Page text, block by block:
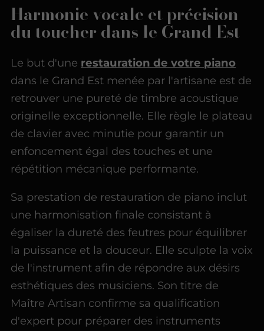
Harmonie vocale et précision
du toucher dans le Grand Est
Le but d'une restauration de votre piano
dans le Grand Est menée par l'artisane est de
retrouver une pureté de timbre acoustique
originelle exceptionnelle. Elle règle le plateau
de clavier avec minutie pour garantir un
enfoncement égal des touches et une
répétition mécanique performante.
Sa prestation de restauration de piano inclut
une harmonisation finale consistant à
égaliser la dureté des feutres pour équilibrer
la puissance et la douceur. Elle sculpte la voix
de l'instrument afin de répondre aux désirs
esthétiques des musiciens. Son titre de
Maître Artisan confirme sa qualification
d'expert pour préparer des instruments